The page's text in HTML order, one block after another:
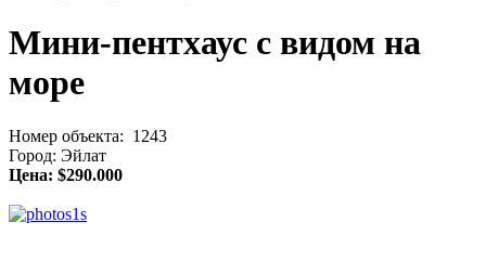
Мини-пентхаус с видом на
море
Номер объекта: 1243
Город: Эйлат
Цена: $290.000